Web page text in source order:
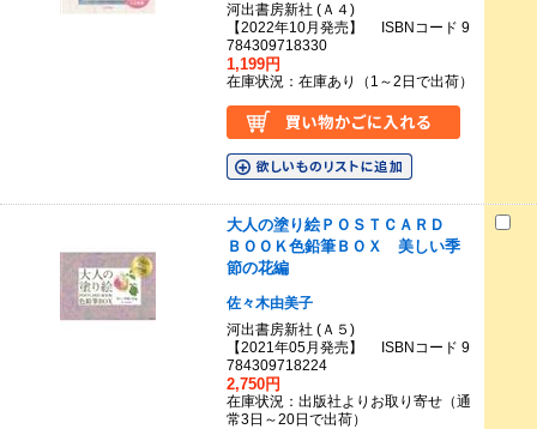
河出書房新社 (Ａ４)
【2022年10月発売】 ISBNコード 9
784309718330
1,199円
在庫状況：在庫あり（1～2日で出荷）
大人の塗り絵ＰＯＳＴＣＡＲＤ
ＢＯＯＫ色鉛筆ＢＯＸ 美しい季
節の花編
佐々木由美子
河出書房新社 (Ａ５)
【2021年05月発売】 ISBNコード 9
784309718224
2,750円
在庫状況：出版社よりお取り寄せ（通
常3日～20日で出荷）